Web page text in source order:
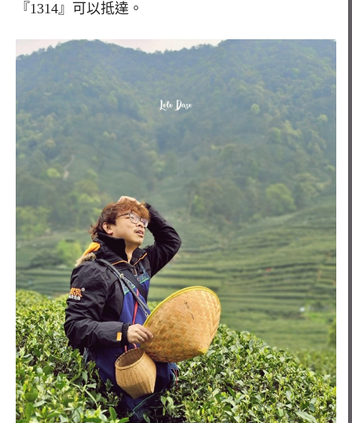
『1314』可以抵達。